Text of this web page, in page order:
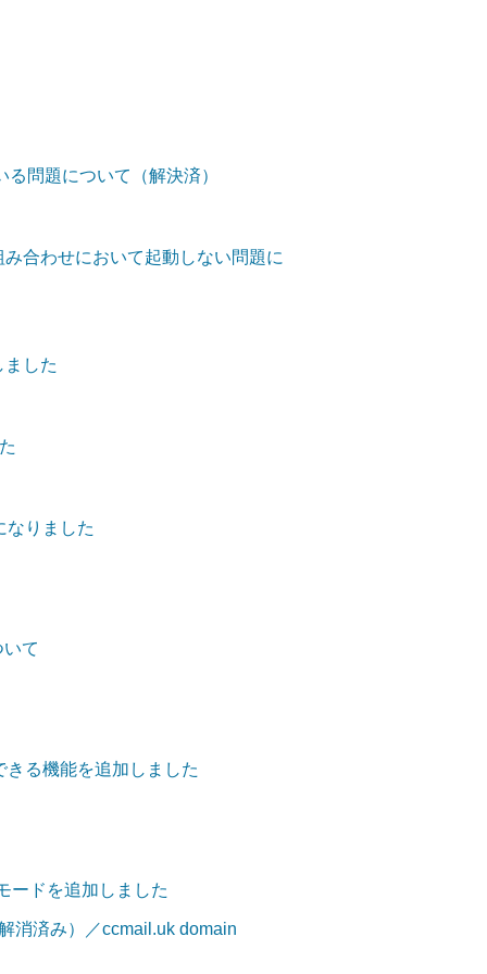
問題について（解決済）
合わせにおいて起動しない問題に
した
なりました
て
る機能を追加しました
ードを追加しました
消済み）／ccmail.uk domain